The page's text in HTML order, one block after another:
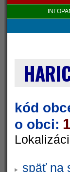
kód
o obci:
späť na